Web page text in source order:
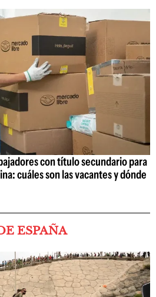
con título secundario para
cuáles son las vacantes y dónde
ESPAÑA